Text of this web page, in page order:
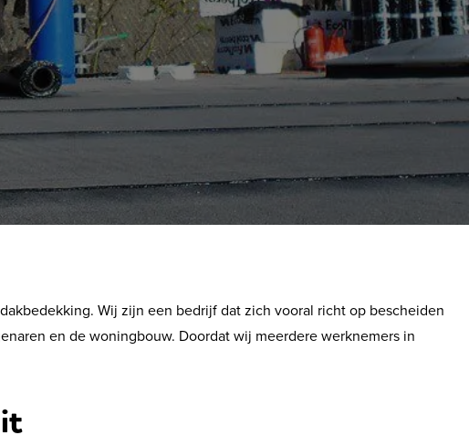
Wij zijn een bedrijf dat zich vooral richt op bescheiden
en de woningbouw. Doordat wij meerdere werknemers in